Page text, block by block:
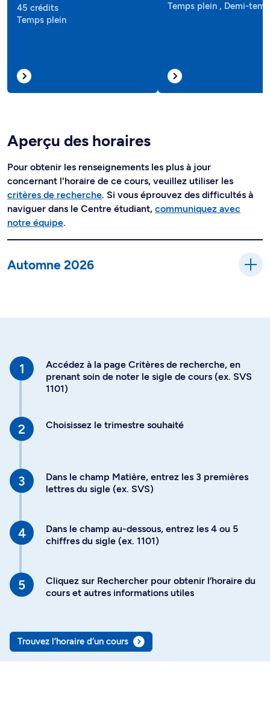
45 crédits
Temps plein
Temps plein , Demi-
Aperçu des horaires
Pour obtenir les renseignements les plus à jour
concernant l'horaire de ce cours, veuillez utiliser les
critères de recherche. Si vous éprouvez des difficultés à
naviguer dans le Centre étudiant, communiquez avec
notre équipe.
Automne 2026
Accédez à la page Critères de recherche, en
prenant soin de noter le sigle de cours (ex. SVS
1101)
Choisissez le trimestre souhaité
Dans le champ Matière, entrez les 3 premières
lettres du sigle (ex. SVS)
Dans le champ au-dessous, entrez les 4 ou 5
chiffres du sigle (ex. 1101)
Cliquez sur Rechercher pour obtenir l’horaire du
cours et autres informations utiles
Trouvez l’horaire d’un cours